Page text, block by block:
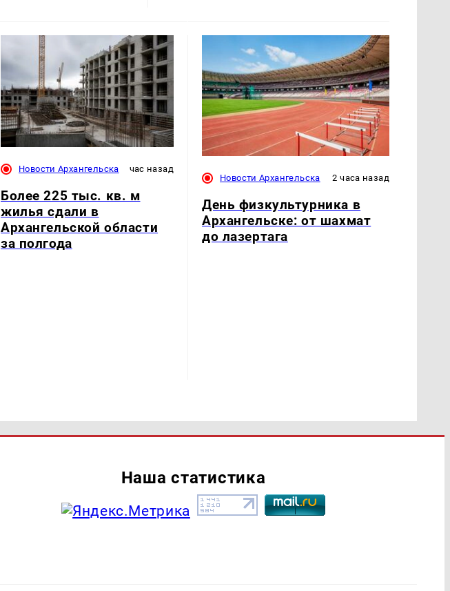
Новости Архангельска час назад
Более 225 тыс. кв. м
жилья сдали в
Архангельской области
за полгода
Новости Архангельска 2 часа назад
День физкультурника в
Архангельске: от шахмат
до лазертага
Наша статистика